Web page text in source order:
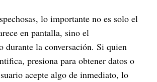
lo importante no es solo el
en pantalla, sino el
durante la conversación. Si quien
presiona para obtener datos o
acepte algo de inmediato, lo